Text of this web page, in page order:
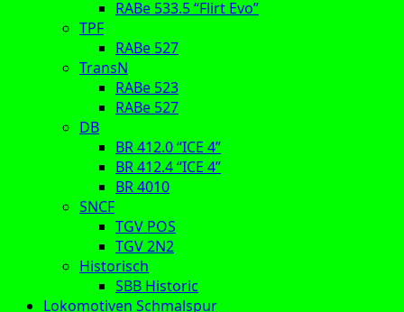
RABe 533.5 “Flirt Evo”
TPF
RABe 527
TransN
RABe 523
RABe 527
DB
BR 412.0 “ICE 4”
BR 412.4 “ICE 4”
BR 4010
SNCF
TGV POS
TGV 2N2
Historisch
SBB Historic
Lokomotiven Schmalspur